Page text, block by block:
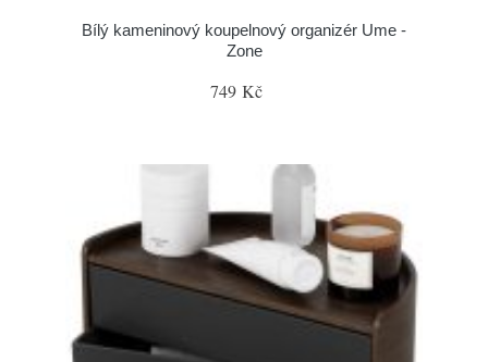
Bílý kameninový koupelnový organizér Ume -
Zone
749 Kč